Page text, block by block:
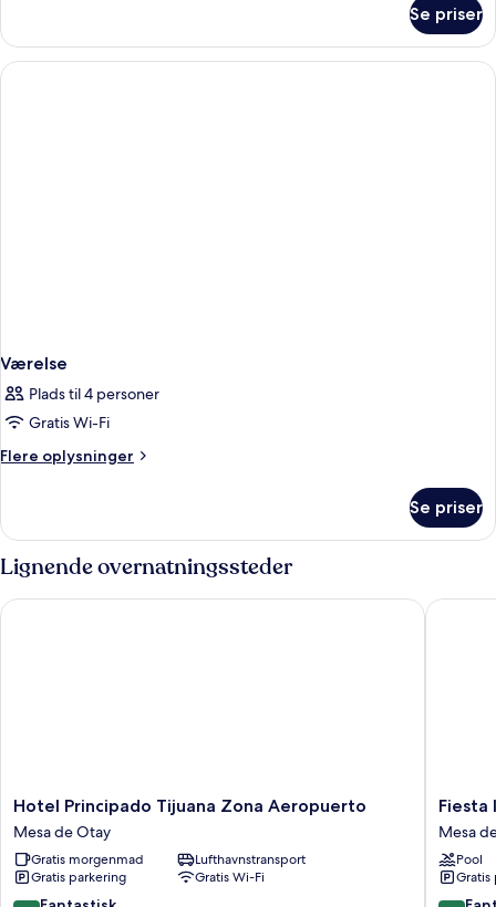
Se priser
Værelse
Plads til 4 personer
Gratis Wi-Fi
Flere oplysninger
Flere
Se priser
Lignende overnatningssteder
Hotel
Principado
Tijuana
Zona
Aeropuerto
Mesa
Hotel Principado Tijuana Zona Aeropuerto
Mesa de Otay
Gratis morgenmad
Lufthavnstransport
Gratis parkering
Gratis Wi-Fi
Hotel Principado Tijuana Zona Aeropuerto
Fiesta
Inn
Tijuana
Otay
Mesa
de
Fiesta
Mesa
Pool
Gratis
Fiesta